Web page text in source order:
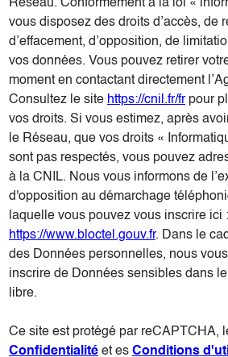
Réseau. Conformément à la loi «
vous disposez des droits d’accès, de
d’effacement, d’opposition, de
vos données. Vous pouvez retirer
moment en contactant directement
Consultez le site https://cnil.fr/frpour
vos droits. Si vous estimez, après
le Réseau, que vos droits «
sont pas respectés, vous pouvez
à la CNIL. Nous vous informons de
d'opposition au démarchage
laquelle vous pouvez vous inscrire ici :
https://www.bloctel.gouv.fr. Dans le
des Données personnelles, nous
inscrire de Données sensibles dans
libre.
Ce site est protégé par reCAPTCHA,
Confidentialité et es Conditions